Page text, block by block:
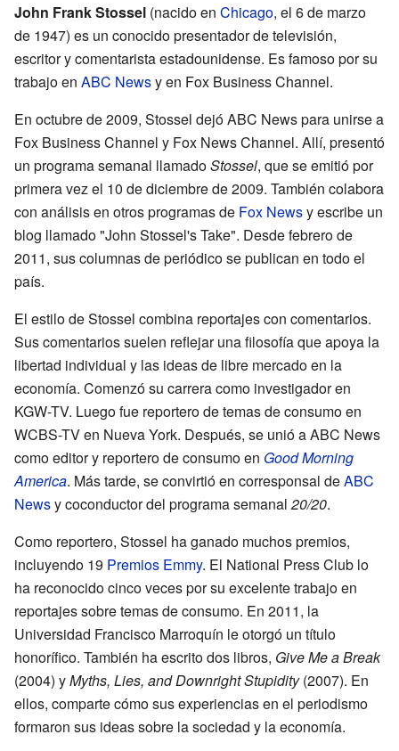
John Frank Stossel (nacido en Chicago, el 6 de marzo
de 1947) es un conocido presentador de televisión,
escritor y comentarista estadounidense. Es famoso por su
trabajo en ABC Newsy en Fox Business Channel.
En octubre de 2009, Stossel dejó ABC News para unirse a
Fox Business Channel y Fox News Channel. Allí, presentó
un programa semanal llamadoStossel, que se emitió por
primera vez el 10 de diciembre de 2009. También colabora
con análisis en otros programas de Fox Newsy escribe un
blog llamado "John Stossel's Take". Desde febrero de
2011, sus columnas de periódico se publican en todo el
país.
El estilo de Stossel combina reportajes con comentarios.
Sus comentarios suelen reflejar una filosofía que apoya la
libertad individual y las ideas de libre mercado en la
economía. Comenzó su carrera como investigador en
KGW-TV. Luego fue reportero de temas de consumo en
WCBS-TV en Nueva York. Después, se unió a ABC News
como editor y reportero de consumo en Good Morning
America. Más tarde, se convirtió en corresponsal deABC
Newsy coconductor del programa semanal 20/20.
Como reportero, Stossel ha ganado muchos premios,
incluyendo 19 Premios Emmy. El National Press Club lo
ha reconocido cinco veces por su excelente trabajo en
reportajes sobre temas de consumo. En 2011, la
Universidad Francisco Marroquín le otorgó un título
honorífico. También ha escrito dos libros, Give Me a Break
(2004) yMyths, Lies, and Downright Stupidity(2007). En
ellos, comparte cómo sus experiencias en el periodismo
formaron sus ideas sobre la sociedad y la economía.